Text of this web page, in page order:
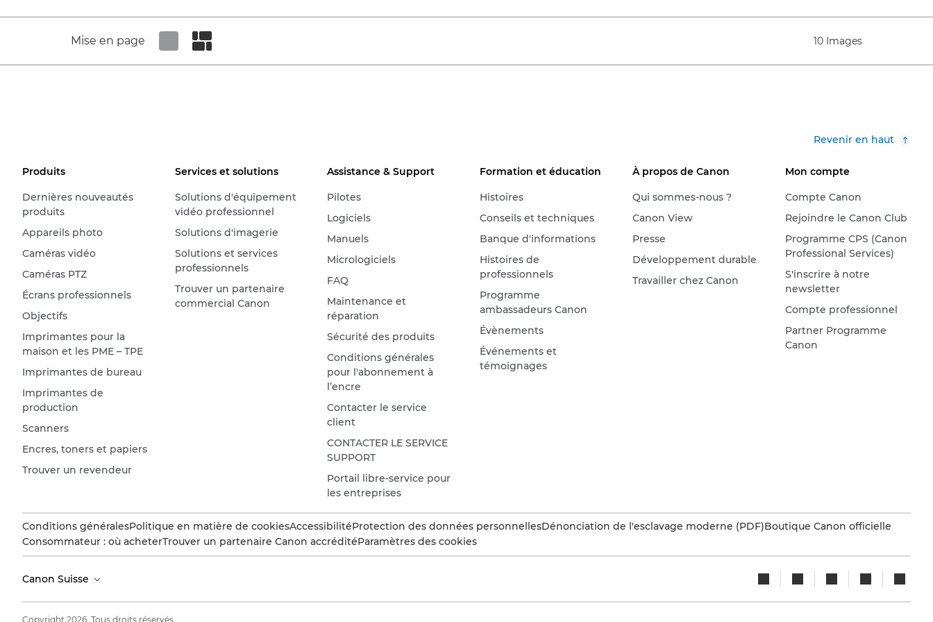
Mise en page 10 Images
Revenir en haut
Produits
Dernières nouveautés
produits
Appareils photo
Caméras vidéo
Caméras PTZ
Écrans professionnels
Objectifs
Imprimantes pour la
maison et les PME – TPE
Imprimantes de bureau
Imprimantes de
production
Scanners
Encres, toners et papiers
Trouver un revendeur
Services et solutions
Solutions d'équipement
vidéo professionnel
Solutions d'imagerie
Solutions et services
professionnels
Trouver un partenaire
commercial Canon
Assistance & Support
Pilotes
Logiciels
Manuels
Micrologiciels
FAQ
Maintenance et
réparation
Sécurité des produits
Conditions générales
pour l'abonnement à
l’encre
Contacter le service
client
CONTACTER LE SERVICE
SUPPORT
Portail libre-service pour
les entreprises
Formation et éducation
Histoires
Conseils et techniques
Banque d'informations
Histoires de
professionnels
Programme
ambassadeurs Canon
Évènements
Événements et
témoignages
À propos de Canon
Qui sommes-nous ?
Canon View
Presse
Développement durable
Travailler chez Canon
Mon compte
Compte Canon
Rejoindre le Canon Club
Programme CPS (Canon
Professional Services)
S'inscrire à notre
newsletter
Compte professionnel
Partner Programme
Canon
Conditions généralesPolitique en matière de cookiesAccessibilitéProtection des données personnellesDénonciation de l'esclavage moderne (PDF)Boutique Canon officielle
Consommateur : où acheterTrouver un partenaire Canon accréditéParamètres des cookies
Canon Suisse
Copyright 2026. Tous droits réservés.